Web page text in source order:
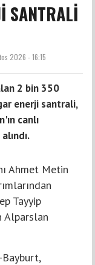
SANTRALİ
2026 - 16:15
2 bin 350
enerji santrali,
canlı
Ahmet Metin
Tayyip
Alparslan
Bayburt,